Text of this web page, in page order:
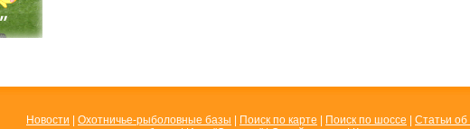
Новости Охотничье-рыболовные базы Поиск по карте Поиск по шоссе
Статьи об